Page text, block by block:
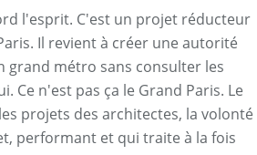
l'esprit. C'est un projet réducteur
Il revient à créer une autorité
métro sans consulter les
Ce n'est pas ça le Grand Paris. Le
projets des architectes, la volonté
performant et qui traite à la fois